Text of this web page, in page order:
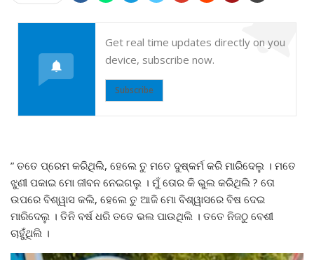
Get real time updates directly on you
device, subscribe now.
Subscribe
” ତତେ ପ୍ରେମ କରିଥିଲି, ହେଲେ ତୁ ମତେ ଦୁଷ୍କର୍ମ କରି ମାରିଦେଲୁ । ମତେ
ଝୁଣୀ ପକାଇ ମୋ ଜୀବନ ନେଇଗଲୁ । ମୁଁ ତୋର କି ଭୁଲ କରିଥିଲି ? ତୋ
ଉପରେ ବିଶ୍ୱାସ କଲି, ହେଲେ ତୁ ଆଜି ମୋ ବିଶ୍ୱାସରେ ବିଷ ଦେଇ
ମାରିଦେଲୁ । ତିନି ବର୍ଷ ଧରି ତତେ ଭଲ ପାଉଥିଲି । ତତେ ନିଜଠୁ ବେଶୀ
ଚାହୁଁଥିଲି ।